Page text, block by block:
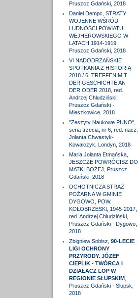
Pruszcz Gdański, 2018
Daniel Dempc, STRATY
WOJENNE WŚRÓD
LUDNOŚCI POWIATU
WEJHEROWSKIEGO W
LATACH 1914-1919,
Pruszcz Gdański, 2018
VI NADODRZAŃSKIE
SPOTKANIA Z HISTORIĄ
2018 / 6. TREFFEN MIT
DER GESCHICHTE AN
DER ODER 2018, red.
Andrzej Chludziński,
Pruszcz Gdański -
Mieszkowice, 2018
"Zeszyty Naukowe PUNO",
seria trzecia, nr 6, red. nacz.
Jolanta Chwastyk-
Kowalczyk, Londyn, 2018
Maria Jolanta Etmańska,
JESZCZE POWRÓCISZ DO
MATKI BOŻEJ, Pruszcz
Gdański, 2018
OCHOTNICZA STRAŻ
POŻARNA W GMINIE
DYGOWO, POW.
KOŁOBRZESKI, 1945-2017,
red. Andrzej Chludziński,
Pruszcz Gdański - Dygowo,
2018
Zbigniew Sobisz, 90-LECIE
LIGI OCHRONY
PRZYRODY. JÓZEF
CIEPLIK - TWÓRCA I
DZIAŁACZ LOP W
REGIONIE SŁUPSKIM,
Pruszcz Gdański - Słupsk,
2018